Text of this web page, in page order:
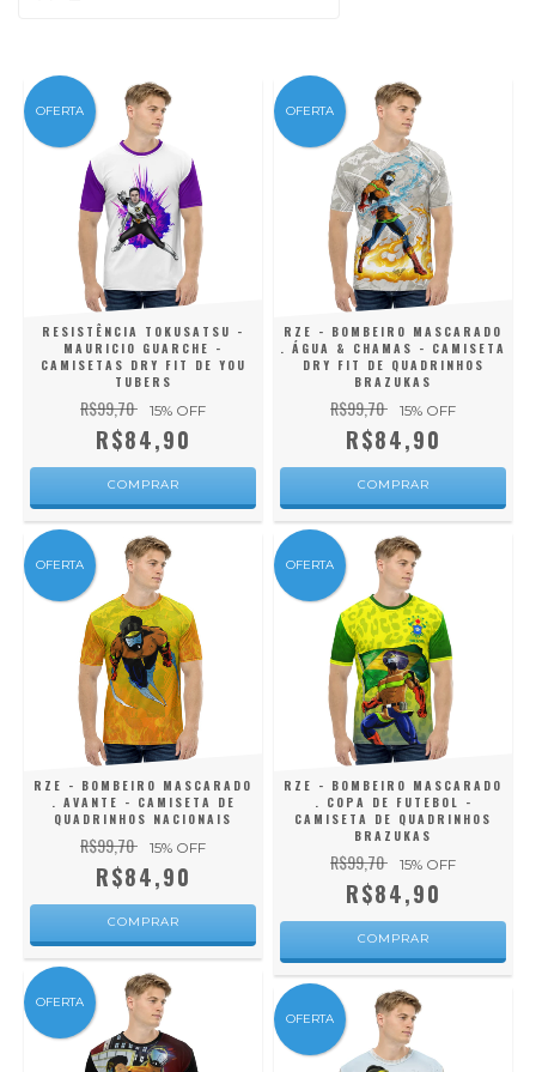
OFERTA
RESISTÊNCIA TOKUSATSU -
MAURICIO GUARCHE -
CAMISETAS DRY FIT DE YOU
TUBERS
R$99,70 15% OFF
R$84,90
COMPRAR
OFERTA
RZE - BOMBEIRO MASCARADO
. ÁGUA & CHAMAS - CAMISETA
DRY FIT DE QUADRINHOS
BRAZUKAS
R$99,70 15% OFF
R$84,90
COMPRAR
OFERTA
RZE - BOMBEIRO MASCARADO
. AVANTE - CAMISETA DE
QUADRINHOS NACIONAIS
R$99,70 15% OFF
R$84,90
COMPRAR
OFERTA
RZE - BOMBEIRO MASCARADO
. COPA DE FUTEBOL -
CAMISETA DE QUADRINHOS
BRAZUKAS
R$99,70 15% OFF
R$84,90
COMPRAR
OFERTA
OFERTA